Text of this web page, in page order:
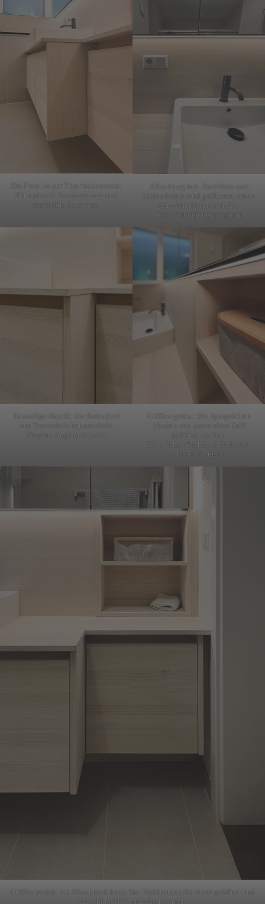
Für optimale Raumnutzung und
ungestörte Laufwege.
Alles integriert: Steckdose und
Lichtschalter sind griffbereit neben
dem Waschbecken in die
Wandvertäfelung integriert.
Einmalige Haptik: die Badmöbel
aus Tannenholz schmeicheln
Fingern, Auge und Seele.
Grifflos gelöst: Die Spiegeltüren
geöffnet werden.
DIe offenen Fächer rechts bieten
schnellen Zugriff.
Grifflos gelöst: Am Waschtisch kann über Hohlkehlen die Front geöffnet und
das schöne Holz angefasst werden.